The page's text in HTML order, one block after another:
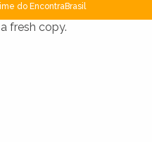
do EncontraBrasil
fresh copy.